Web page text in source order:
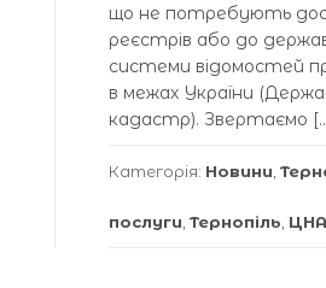
що не потребують
реєстрів або до
системи відомостей
в межах України
кадастр). Звертаємо
Категорія: Новини
послуги Тернопіль